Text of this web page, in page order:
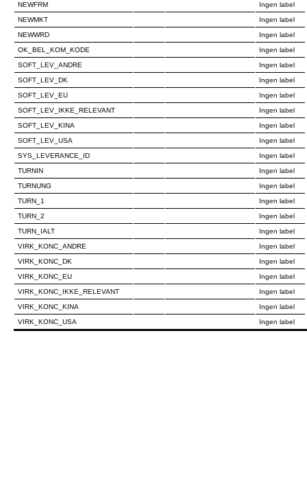
NEWFRM
Ingen label
NEWMKT
Ingen label
NEWWRD
Ingen label
OK_BEL_KOM_KODE
Ingen label
SOFT_LEV_ANDRE
Ingen label
SOFT_LEV_DK
Ingen label
SOFT_LEV_EU
Ingen label
SOFT_LEV_IKKE_RELEVANT
Ingen label
SOFT_LEV_KINA
Ingen label
SOFT_LEV_USA
Ingen label
SYS_LEVERANCE_ID
Ingen label
TURNIN
Ingen label
TURNUNG
Ingen label
TURN_1
Ingen label
TURN_2
Ingen label
TURN_IALT
Ingen label
VIRK_KONC_ANDRE
Ingen label
VIRK_KONC_DK
Ingen label
VIRK_KONC_EU
Ingen label
VIRK_KONC_IKKE_RELEVANT
Ingen label
VIRK_KONC_KINA
Ingen label
VIRK_KONC_USA
Ingen label